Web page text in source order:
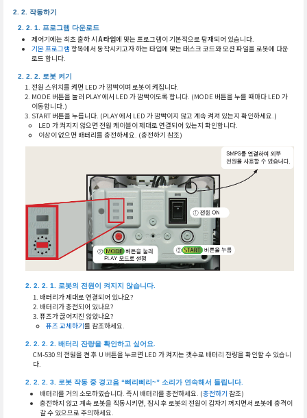
작동하기
프로그램 다운로드
제어기에는 최초 출하 시A 타입에 맞는 프로그램이 기본적으로 탑재되어 있습니다.
기본 프로그램 항목에서 동작시키고자 하는 타입에 맞는 태스크 코드와 모션 파일을 로봇에 다운
로드 합니다.
로봇 켜기
전원 스위치를 켜면 LED 가 깜빡이며 로봇이 켜집니다.
MODE 버튼을 눌러 PLAY 에서 LED 가 깜빡이도록 합니다. (MODE 버튼을 누를 때마다 LED 가
이동합니다.)
START 버튼을 누릅니다. (PLAY 에서 LED 가 깜빡이지 않고 계속 켜져 있는지 확인하세요.)
LED 가 켜지지 않으면 전원 케이블이 제대로 연결되어 있는지 확인합니다.
이상이 없으면 배터리를 충전하세요. (충전하기 참조)
로봇의 전원이 켜지지 않습니다.
배터리가 제대로 연결되어 있나요?
배터리가 충전되어 있나요?
퓨즈가 끊어지진 않았나요?
퓨즈 교체하기를 참조하세요.
배터리 잔량을 확인하고 싶어요.
CM-530 의 전원을 켠 후 U 버튼을 누르면 LED 가 켜지는 갯수로 배터리 잔량을 확인할 수 있습니
다.
로봇 작동 중 경고음 “삐리삐리~” 소리가 연속해서 들립니다.
배터리를 거의 소모하였습니다. 즉시 배터리를 충전하세요. (충전하기 참조)
충전하지 않고 계속 로봇을 작동시키면, 잠시 후 로봇의 전원이 갑자기 꺼지면서 로봇에 충격이
갈 수 있으므로 주의하세요.